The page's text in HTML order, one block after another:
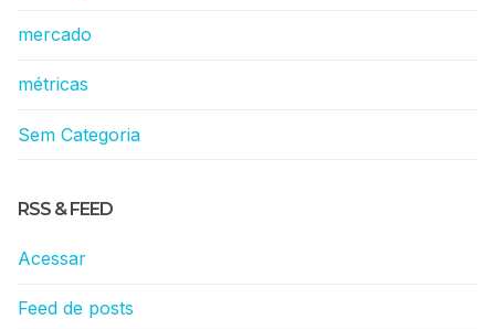
mercado
métricas
Sem Categoria
RSS & FEED
Acessar
Feed de posts